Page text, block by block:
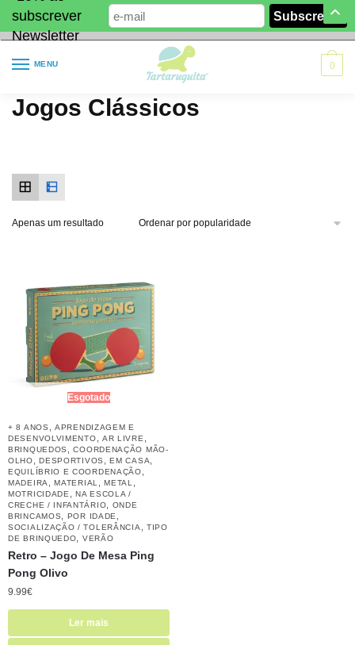
subscrever
Newsletter
MENU 0
Jogos Clássicos
Apenas um resultado
Esgotado
+ 8 ANOS ,APRENDIZAGEM E
DESENVOLVIMENTO
AR LIVRE
BRINQUEDOS ,COORDENAÇÃO MÃO-
OLHO
,DESPORTIVOS ,EM CASA
EQUILÍBRIO E COORDENAÇÃO
MADEIRA ,MATERIAL ,METAL
MOTRICIDADE ,NA ESCOLA /
CRECHE / INFANTÁRIO
ONDE
BRINCAMOS
POR IDADE
SOCIALIZAÇÃO / TOLERÂNCIA
TIPO
DE BRINQUEDO
VERÃO
Retro – Jogo De Mesa Ping
Pong Olivo
9.99€
Ler mais